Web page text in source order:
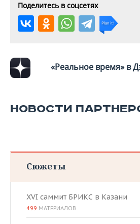
Поделитесь в соцсетях
«Реальное время» в
НОВОСТИ
Сюжеты
XVI саммит БРИКС в Казани
499 МАТЕРИАЛОВ